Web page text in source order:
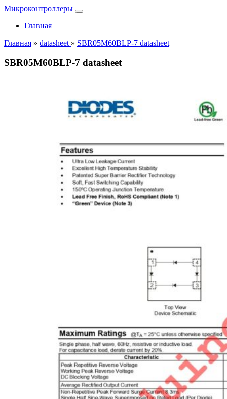
Микроконтроллеры
Главная
Главная » datasheet » SBR05M60BLP-7 datasheet
SBR05M60BLP-7 datasheet